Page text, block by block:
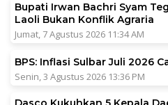
Bupati Irwan Bachri Syam
Laoli Bukan Konflik Agraria
Jumat, 7 Agustus 2026 11:34 AM
BPS: Inflasi Sulbar Juli 2026
Senin, 3 Agustus 2026 13:36 PM